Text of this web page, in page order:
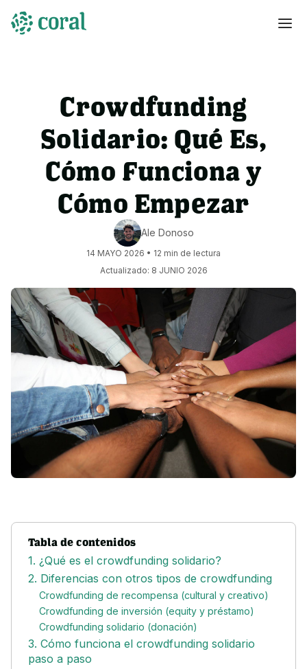
Crowdfunding
Solidario: Qué Es,
Cómo Funciona y
Cómo Empezar
Ale Donoso
14 MAYO 2026 • 12 min de lectura
Actualizado: 8 JUNIO 2026
Tabla de contenidos
1. ¿Qué es el crowdfunding solidario?
2. Diferencias con otros tipos de crowdfunding
Crowdfunding de recompensa (cultural y creativo)
Crowdfunding de inversión (equity y préstamo)
Crowdfunding solidario (donación)
3. Cómo funciona el crowdfunding solidario
paso a paso